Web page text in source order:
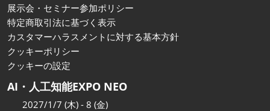
展示会・セミナー参加ポリシー
特定商取引法に基づく表示
カスタマーハラスメントに対する基本方針
クッキーポリシー
クッキーの設定
AI・人工知能EXPO NEO
2027/1/7 (木) - 8 (金)